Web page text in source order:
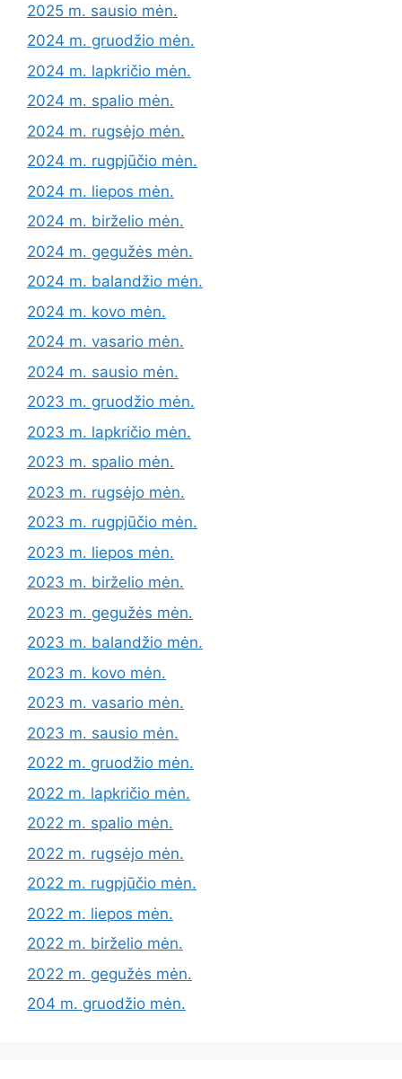
2025 m. sausio mėn.
2024 m. gruodžio mėn.
2024 m. lapkričio mėn.
2024 m. spalio mėn.
2024 m. rugsėjo mėn.
2024 m. rugpjūčio mėn.
2024 m. liepos mėn.
2024 m. birželio mėn.
2024 m. gegužės mėn.
2024 m. balandžio mėn.
2024 m. kovo mėn.
2024 m. vasario mėn.
2024 m. sausio mėn.
2023 m. gruodžio mėn.
2023 m. lapkričio mėn.
2023 m. spalio mėn.
2023 m. rugsėjo mėn.
2023 m. rugpjūčio mėn.
2023 m. liepos mėn.
2023 m. birželio mėn.
2023 m. gegužės mėn.
2023 m. balandžio mėn.
2023 m. kovo mėn.
2023 m. vasario mėn.
2023 m. sausio mėn.
2022 m. gruodžio mėn.
2022 m. lapkričio mėn.
2022 m. spalio mėn.
2022 m. rugsėjo mėn.
2022 m. rugpjūčio mėn.
2022 m. liepos mėn.
2022 m. birželio mėn.
2022 m. gegužės mėn.
204 m. gruodžio mėn.